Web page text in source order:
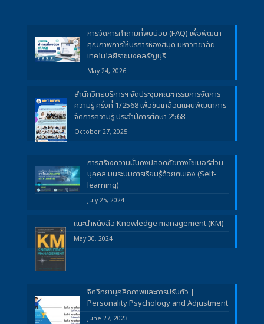
การจัดการคำถามที่พบบ่อย (FAQ) เพื่อพัฒนา
คุณภาพการให้บริการห้องสมุด มหาวิทยาลัย
เทคโนโลยีราชมงคลธัญบุรี
May 24, 2026
สำนักวิทยบริการฯ จัดประชุมคณะกรรมการจัดการ
ความรู้ ครั้งที่ 1/2568 เพื่อขับเคลื่อนแผนพัฒนาการ
จัดการความรู้ ประจำปีการศึกษา 2568
October 27, 2025
การสร้างความมั่นคงปลอดภัยทางไซเบอร์ส่วน
บุคคล บนระบบการเรียนรู้ด้วยตนเอง (Self-
learning)
July 25, 2024
แนะนำหนังสือ Knowledge management (KM)
May 30, 2024
จิตวิทยาบุคลิกภาพและการปรับตัว |
Personality Psychology and Adjustment
June 27, 2023